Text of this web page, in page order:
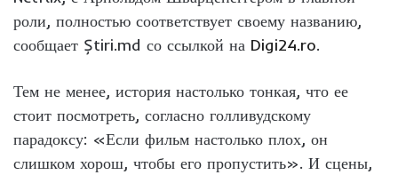
роли, полностью соответствует своему названию,
сообщает Știri.md со ссылкой на Digi24.ro.
Тем не менее, история настолько тонкая, что ее
стоит посмотреть, согласно голливудскому
парадоксу: «Если фильм настолько плох, он
слишком хорош, чтобы его пропустить». И сцены,